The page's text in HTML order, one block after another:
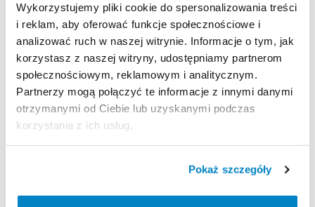
Wykorzystujemy pliki cookie do spersonalizowania treści
i reklam, aby oferować funkcje społecznościowe i
analizować ruch w naszej witrynie. Informacje o tym, jak
korzystasz z naszej witryny, udostępniamy partnerom
społecznościowym, reklamowym i analitycznym.
Partnerzy mogą połączyć te informacje z innymi danymi
otrzymanymi od Ciebie lub uzyskanymi podczas
korzystania z ich usług.
Pokaż szczegóły
Zasady wypożyczenia
REGULAMIN
Ten sprzęt sportowy wypożyczany jest przez
wypożyczalnię partnerską. Zapoznaj się z jej
regulaminem wypożyczeń.